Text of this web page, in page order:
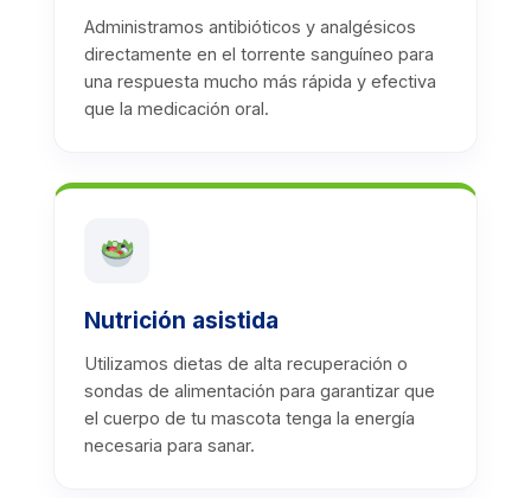
Administramos antibióticos y analgésicos
directamente en el torrente sanguíneo para
una respuesta mucho más rápida y efectiva
que la medicación oral.
Nutrición asistida
Utilizamos dietas de alta recuperación o
sondas de alimentación para garantizar que
el cuerpo de tu mascota tenga la energía
necesaria para sanar.